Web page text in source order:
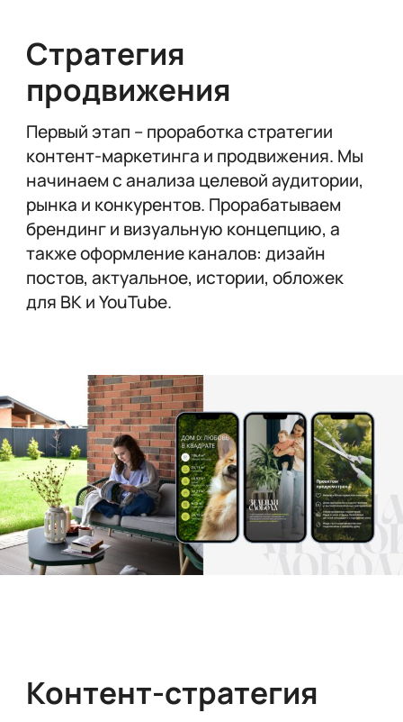
Стратегия
продвижения
Первый этап – проработка стратегии
контент-маркетинга и продвижения. Мы
начинаем с анализа целевой аудитории,
рынка и конкурентов. Прорабатываем
брендинг и визуальную концепцию, а
также оформление каналов: дизайн
постов, актуальное, истории, обложек
для ВК и YouTube.
Контент-стратегия